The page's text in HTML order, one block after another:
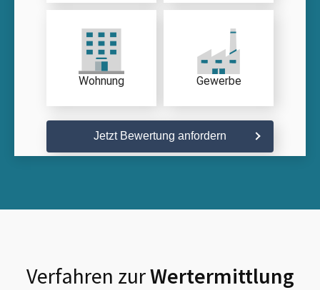
Wohnung Gewerbe
Jetzt Bewertung anfordern
Verfahren zurWertermittlung